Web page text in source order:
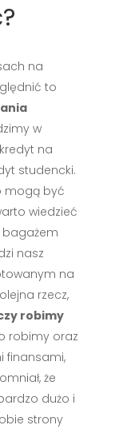
na
to
w
na
studencki.
mogą być
wiedzieć
bagażem
nasz
na
rzecz,
robimy
robimy oraz
finansami,
że
dużo i
strony